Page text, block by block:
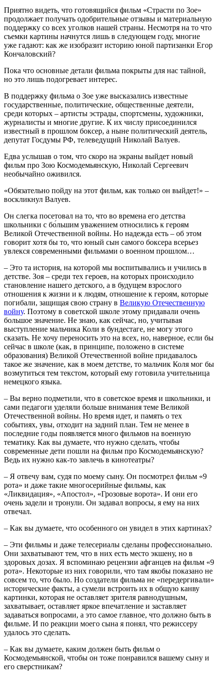
Приятно видеть, что готовящийся фильм «Страсти по Зое»
продолжает получать одобрительные отзывы и материальную
поддержку со всех уголков нашей страны. Несмотря на то что
съемки картины начнутся лишь в следующем году, многие
уже гадают: как же изобразит историю юной партизанки Егор
Кончаловский?
Пока что основные детали фильма покрыты для нас тайной,
но это лишь подогревает интерес.
В поддержку фильма о Зое уже высказались известные
государственные, политические, общественные деятели,
среди которых – артисты эстрады, спортсмены, художники,
журналисты и многие другие. К их числу присоединился
известный в прошлом боксер, а ныне политический деятель,
депутат Госдумы РФ, телеведущий Николай Валуев.
Едва услышав о том, что скоро на экраны выйдет новый
фильм про Зою Космодемьянскую, Николай Сергеевич
необычайно оживился.
«Обязательно пойду на этот фильм, как только он выйдет!» –
воскликнул Валуев.
Он слегка посетовал на то, что во времена его детства
школьники с бо́льшим уважением относились к героям
Великой Отечественной войны. Но надежда есть – об этом
говорит хотя бы то, что юный сын самого боксера всерьез
увлекся современными фильмами о военном прошлом…
– Это та история, на которой мы воспитывались и учились в
детстве. Зоя – среди тех героев, на которых происходило
становление нашего детского, а в будущем взрослого
отношения к жизни и к людям, отношение к героям, которые
погибали, защищая свою страну в Великую Отечественную
войну. Поэтому в советской школе этому придавали очень
большое значение. Не знаю, как сейчас, но, учитывая
выступление мальчика Коли в бундестаге, не могу этого
сказать. Не хочу переносить это на всех, но, наверное, если бы
сейчас в школе (как, в принципе, положено в системе
образования) Великой Отечественной войне придавалось
такое же значение, как в моем детстве, то мальчик Коля мог бы
возмутиться тем текстом, который ему готовила учительница
немецкого языка.
– Вы верно подметили, что в советское время и школьники, и
сами педагоги уделяли больше внимания теме Великой
Отечественной войны. Но время идет, и память о тех
событиях, увы, отходит на задний план. Тем не менее в
последние годы появляется много фильмов на военную
тематику. Как вы думаете, что нужно сделать, чтобы
современные дети пошли на фильм про Космодемьянскую?
Ведь их нужно как-то завлечь в кинотеатры?
– Я отвечу вам, судя по моему сыну. Он посмотрел фильм «9
рота» и даже такие многосерийные фильмы, как
«Ликвидация», «Апостол», «Грозовые ворота». И они его
очень задели и тронули. Он задавал вопросы, я ему на них
отвечал.
– Как вы думаете, что особенного он увидел в этих картинах?
– Эти фильмы и даже телесериалы сделаны профессионально.
Они захватывают тем, что в них есть место экшену, но в
здоровых дозах. Я вспоминаю рецензии афганцев на фильм «9
рота». Некоторые из них говорили, что там якобы показано не
совсем то, что было. Но создатели фильма не «передергивали»
исторические факты, а сумели встроить их в общую канву
картинки, которая не оставляет зрителя равнодушным,
захватывает, оставляет яркое впечатление и заставляет
задаваться вопросами, а это самое главное, что должно быть в
фильме. И по реакции моего сына я понял, что режиссеру
удалось это сделать.
– Как вы думаете, каким должен быть фильм о
Космодемьянской, чтобы он тоже понравился вашему сыну и
его сверстникам?